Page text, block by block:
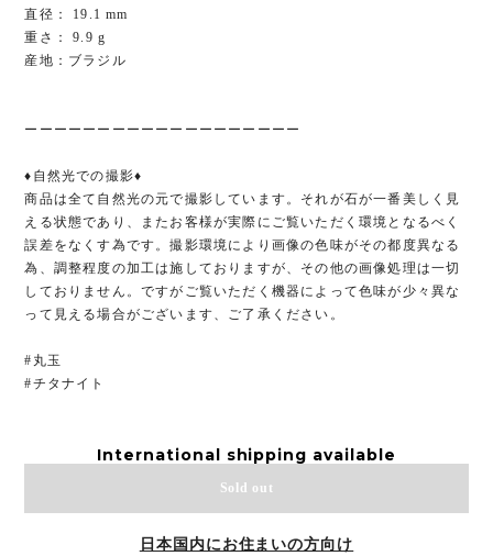
直径： 19.1 mm
重さ： 9.9 g
産地：ブラジル
ーーーーーーーーーーーーーーーーーーー
♦︎自然光での撮影♦︎
商品は全て自然光の元で撮影しています。それが石が一番美しく見
える状態であり、またお客様が実際にご覧いただく環境となるべく
誤差をなくす為です。撮影環境により画像の色味がその都度異なる
為、調整程度の加工は施しておりますが、その他の画像処理は一切
しておりません。ですがご覧いただく機器によって色味が少々異な
って見える場合がございます、ご了承ください。
#丸玉
#チタナイト
International shipping available
Sold out
日本国内にお住まいの方向け